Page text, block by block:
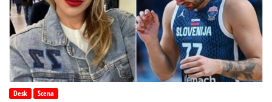
Desk Scena